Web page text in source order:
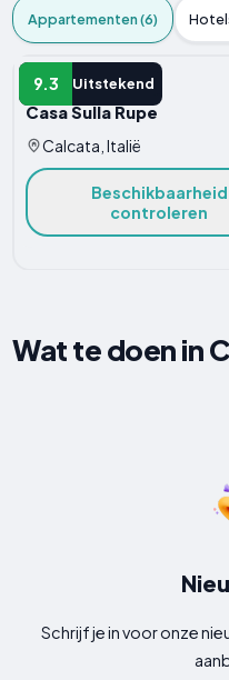
Appartementen (6)
9.3 Uitstekend
APPARTEMENT
Casa Sulla Rupe
Calcata, Italië
Beschikbaarheid
controleren
Wat te doen in
Schrijf je in voor onze